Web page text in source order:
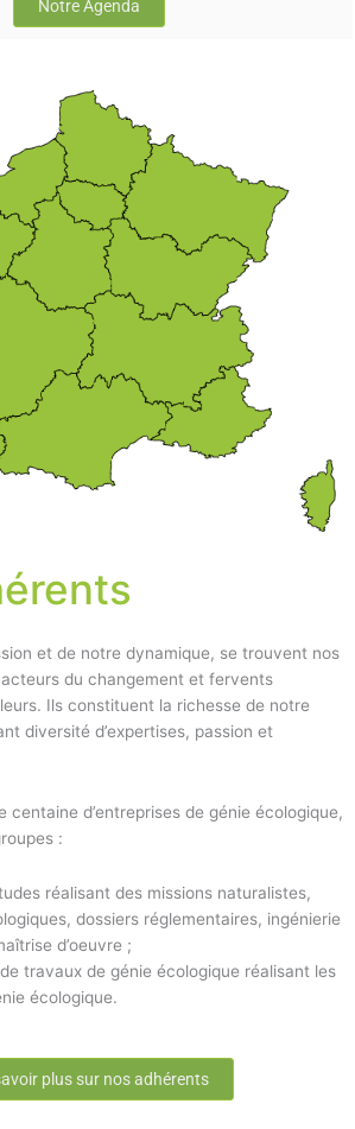
Notre Agenda
et de notre dynamique, se trouvent nos
du changement et fervents
Ils constituent la richesse de notre
diversité d’expertises, passion et
centaine d’entreprises de génie écologique,
:
réalisant des missions naturalistes,
dossiers réglementaires, ingénierie
d’oeuvre ;
travaux de génie écologique réalisant les
écologique.
plus sur nos adhérents